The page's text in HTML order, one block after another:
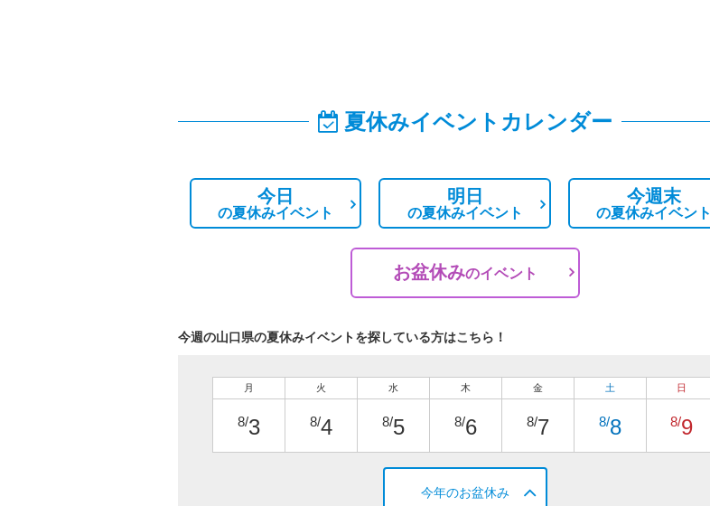
夏休みイベントカレンダー
今日
の夏休みイベント
明日
の夏休みイベント
今週末
の夏休みイベント
お盆休みのイベント
今週の山口県の夏休みイベントを探している方はこちら！
月
8/3
火
8/4
水
8/5
木
8/6
金
8/7
土
8/8
日
8/9
今年のお盆休み